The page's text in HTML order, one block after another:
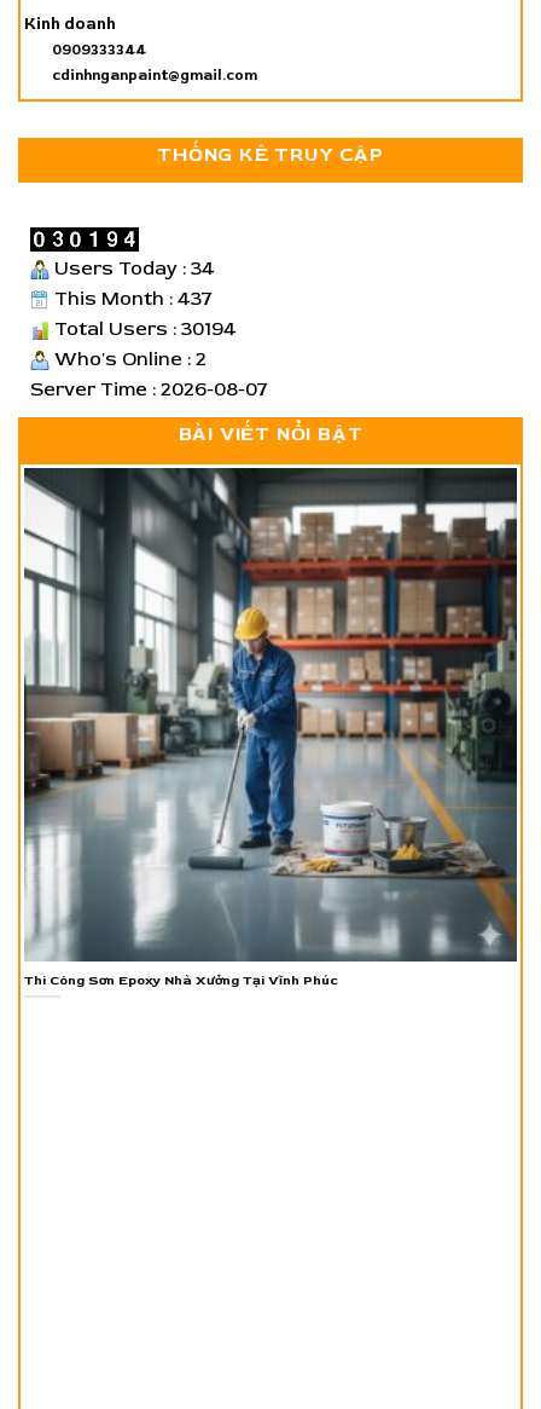
Kinh doanh
0909333344
cdinhnganpaint@gmail.com
THỐNG KÊ TRUY CẬP
Users Today : 34
This Month : 437
Total Users : 30194
Who's Online : 2
Server Time : 2026-08-07
BÀI VIẾT NỔI BẬT
Thi Công Sơn Epoxy Nhà Xưởng Tại Vĩnh Phúc